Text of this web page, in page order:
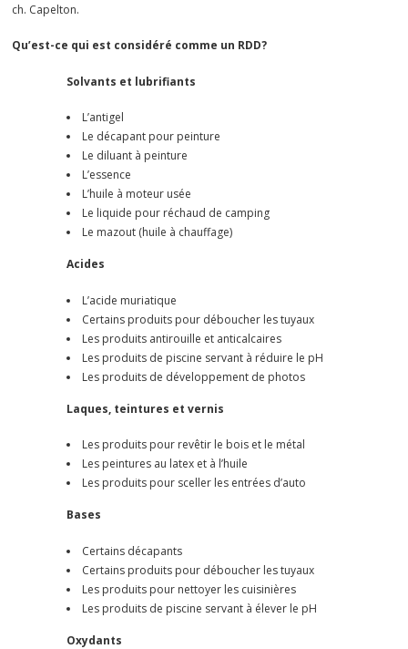
ch. Capelton.
Qu’est-ce qui est considéré comme un RDD?
Solvants et lubrifiants
L’antigel
Le décapant pour peinture
Le diluant à peinture
L’essence
L’huile à moteur usée
Le liquide pour réchaud de camping
Le mazout (huile à chauffage)
Acides
L’acide muriatique
Certains produits pour déboucher les tuyaux
Les produits antirouille et anticalcaires
Les produits de piscine servant à réduire le pH
Les produits de développement de photos
Laques, teintures et vernis
Les produits pour revêtir le bois et le métal
Les peintures au latex et à l’huile
Les produits pour sceller les entrées d’auto
Bases
Certains décapants
Certains produits pour déboucher les tuyaux
Les produits pour nettoyer les cuisinières
Les produits de piscine servant à élever le pH
Oxydants